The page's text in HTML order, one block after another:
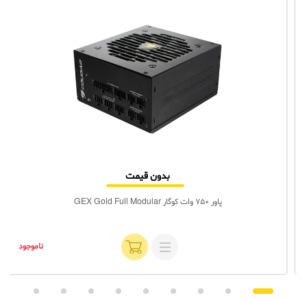
بدون قیمت
پاور 750 وات کوگار GEX Gold Full Modular
ناموجود